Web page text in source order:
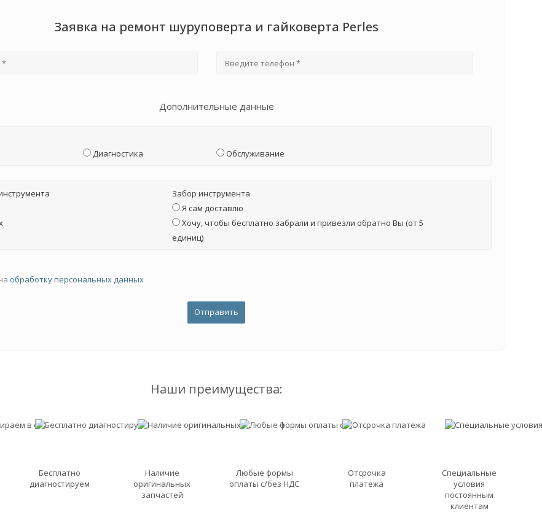
Заявка на ремонт шуруповерта и гайковерта Perles
Дополнительные данные
Диагностика Обслуживание
Забор инструмента
Я сам доставлю
Хочу, чтобы бесплатно забрали и привезли обратно Вы (от 5
единиц)
обработку персональных данных
Наши преимущества:
Бесплатно
диагностируем
Наличие
оригинальных
запчастей
Любые формы
оплаты с/без НДС
Отсрочка
платежа
Специальные
условия
постоянным
клиентам